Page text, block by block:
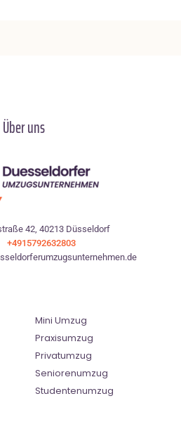
Über uns
42, 40213 Düsseldorf
+4915792632803
Mini Umzug
Praxisumzug
Privatumzug
Seniorenumzug
Studentenumzug